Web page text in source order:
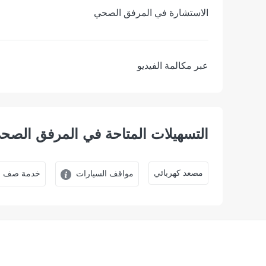
الاستشارة في المرفق الصحي
عبر مكالمة الفيديو
التسهيلات المتاحة في المرفق
ﻣﺼﻌﺪ ﻛﻬﺮﺑﺎﺋﻲ مواقف السيارات خدمة صف